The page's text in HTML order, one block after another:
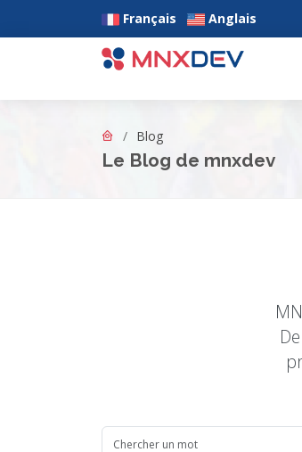
Français Anglais
Aller au contenu principal
Blog
Le Blog de mnxdev
Blog